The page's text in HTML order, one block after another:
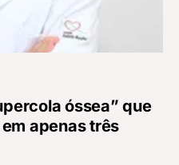
óssea” que
apenas três